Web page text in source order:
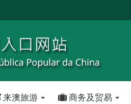
来澳旅游 商务及贸易